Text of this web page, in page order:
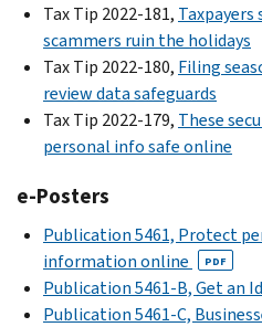
Tax Tip 2022-181,
scammers ruin the holidays
Tax Tip 2022-180, Filing
review data safeguards
Tax Tip 2022-179, These
personal info safe online
e-Posters
Publication 5461, Protect
information online
PDF
Publication 5461-B, Get an
Publication 5461-C,